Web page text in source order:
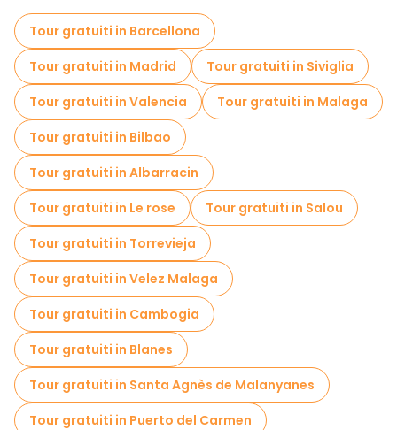
Tour gratuiti nelle vicinanze Alcazaba
Tour gratuiti nelle vicinanze Plaza coso viejo
Tour gratuiti nelle vicinanze Fuente del Toro
Tour gratuiti in Barcellona
Tour gratuiti in Madrid
Tour gratuiti in Siviglia
Tour gratuiti in Valencia
Tour gratuiti in Malaga
Tour gratuiti in Bilbao
Tour gratuiti in Albarracin
Tour gratuiti in Le rose
Tour gratuiti in Salou
Tour gratuiti in Torrevieja
Tour gratuiti in Velez Malaga
Tour gratuiti in Cambogia
Tour gratuiti in Blanes
Tour gratuiti in Santa Agnès de Malanyanes
Tour gratuiti in Puerto del Carmen